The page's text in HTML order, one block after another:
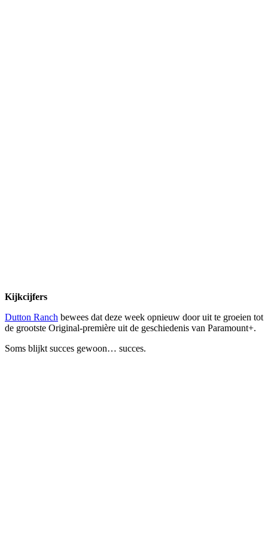
Kijkcijfers
Dutton Ranch bewees dat deze week opnieuw door uit te groeien tot
de grootste Original-première uit de geschiedenis van Paramount+.
Soms blijkt succes gewoon… succes.